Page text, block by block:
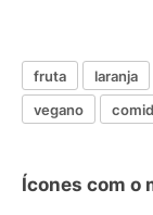
fruta laranja
vegano
Ícones com o